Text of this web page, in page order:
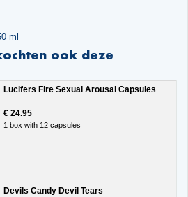
ml
ook deze
Lucifers Fire Sexual Arousal Capsules
€ 24.95
1 box with 12 capsules
Devils Candy Devil Tears